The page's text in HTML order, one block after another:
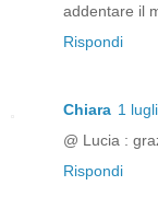
addentare il
Rispondi
Chiara 1
@ Lucia :
Rispondi